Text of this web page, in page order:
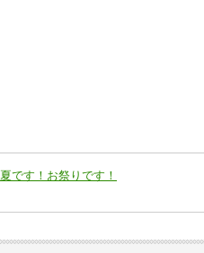
夏です！お祭りです！